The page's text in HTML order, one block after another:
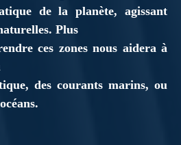
de la planète, agissant
Plus
ces zones nous aidera à
des courants marins, ou